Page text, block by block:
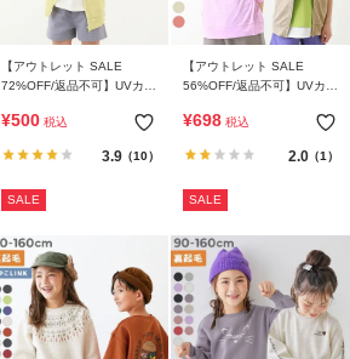
【アウトレット SALE
72%OFF/返品不可】UVカッ
¥500 税込
3.9（10）
SALE
【アウトレット SALE
56%OFF/返品不可】UVカッ
¥698 税込
2.0（1）
SALE